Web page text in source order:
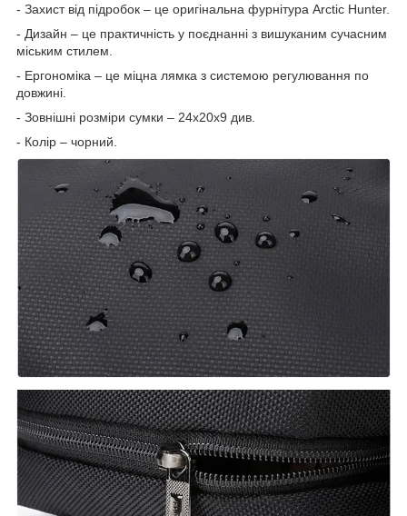
- Захист від підробок – це оригінальна фурнітура Arctic Hunter.
- Дизайн – це практичність у поєднанні з вишуканим сучасним
міським стилем.
- Ергономіка – це міцна лямка з системою регулювання по
довжині.
- Зовнішні розміри сумки – 24х20х9 див.
- Колір – чорний.